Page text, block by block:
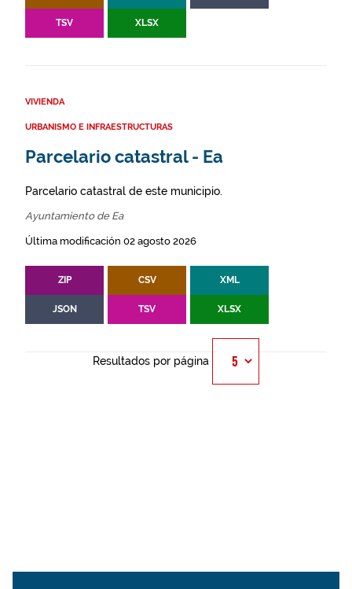
TSV XLSX
VIVIENDA
URBANISMO E INFRAESTRUCTURAS
Parcelario catastral - Ea
Parcelario catastral de este municipio.
Ayuntamiento de Ea
Última modificación 02 agosto 2026
ZIP CSV XML
JSON TSV XLSX
Resultados por página